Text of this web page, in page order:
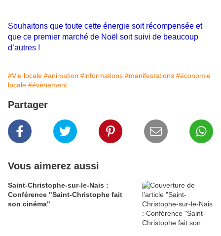
Souhaitons que toute cette énergie soit récompensée et
que ce premier marché de Noël soit suivi de beaucoup
d’autres !
#Vie locale #animation #informations #manifestations #économie
locale #évènement
Partager
Vous aimerez aussi
Saint-Christophe-sur-le-Nais :
Conférence "Saint-Christophe fait
son cinéma"